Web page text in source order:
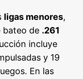
ligas menores,
bateo de .261
incluye
y 19
En las